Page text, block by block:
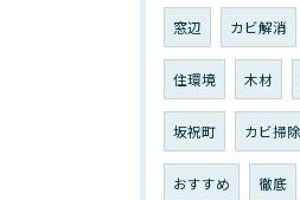
窓辺 カビ解消
住環境 木材
坂祝町 カビ掃除
おすすめ 徹底